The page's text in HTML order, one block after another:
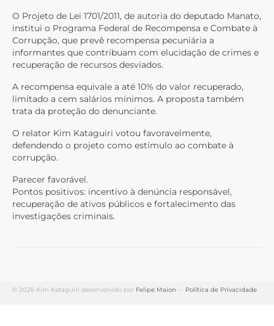
O Projeto de Lei 1701/2011, de autoria do deputado Manato,
institui o Programa Federal de Recompensa e Combate à
Corrupção, que prevê recompensa pecuniária a
informantes que contribuam com elucidação de crimes e
recuperação de recursos desviados.
A recompensa equivale a até 10% do valor recuperado,
limitado a cem salários mínimos. A proposta também
trata da proteção do denunciante.
O relator Kim Kataguiri votou favoravelmente,
defendendo o projeto como estímulo ao combate à
corrupção.
Parecer favorável.
Pontos positivos: incentivo à denúncia responsável,
recuperação de ativos públicos e fortalecimento das
investigações criminais.
© 2026 Kim Kataguiri desenvolvido por Felipe Maion ··· Política de Privacidade